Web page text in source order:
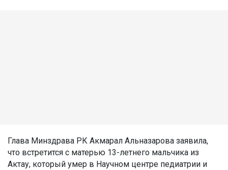
Глава Минздрава РК Акмарал Альназарова заявила,
что встретится с матерью 13-летнего мальчика из
Актау, который умер в Научном центре педиатрии и